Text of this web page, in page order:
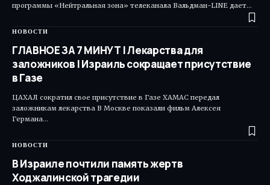
программы «Нейтральная зона» телеканала Вальдман-LINE дает…
НОВОСТИ
ГЛАВНОЕ ЗА 7 МИНУТ | Лекарства для
заложников | Израиль сокращает присутствие
в Газе
ЦАХАЛ сократил свое присутствие в Газе ХАМАС передал
заложникам лекарства В Москве показали фильм Алексея
Германа…
НОВОСТИ
В Израиле почтили память жертв
Ходжалинской трагедии